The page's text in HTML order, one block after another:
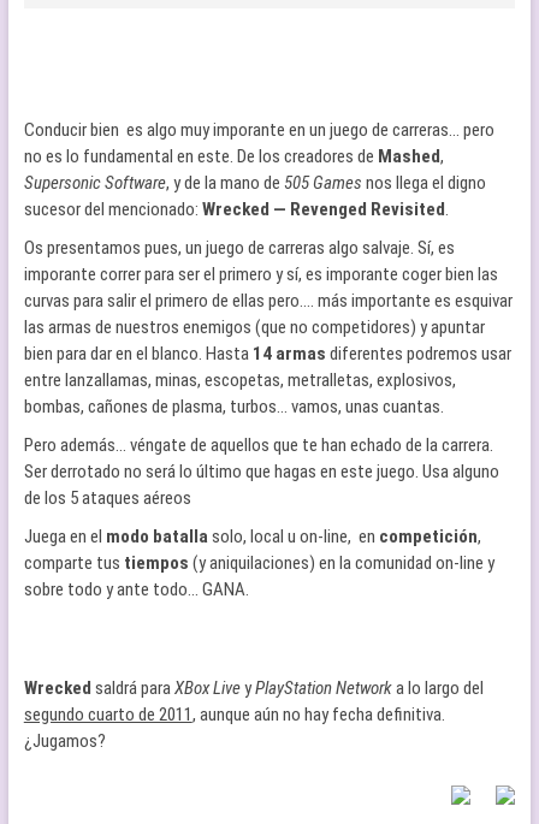
Conducir bien es algo muy imporante en un juego de carreras… pero
no es lo fundamental en este. De los creadores de Mashed,
Supersonic Software, y de la mano de 505 Games nos llega el digno
sucesor del mencionado: Wrecked — Revenged Revisited.
Os presentamos pues, un juego de carreras algo salvaje. Sí, es
imporante correr para ser el primero y sí, es imporante coger bien las
curvas para salir el primero de ellas pero…. más importante es esquivar
las armas de nuestros enemigos (que no competidores) y apuntar
bien para dar en el blanco. Hasta 14 armas diferentes podremos usar
entre lanzallamas, minas, escopetas, metralletas, explosivos,
bombas, cañones de plasma, turbos… vamos, unas cuantas.
Pero además… véngate de aquellos que te han echado de la carrera.
Ser derrotado no será lo último que hagas en este juego. Usa alguno
de los 5 ataques aéreos
Juega en el modo batallasolo, local u on-line, en competición,
comparte tus tiempos (y aniquilaciones) en la comunidad on-line y
sobre todo y ante todo… GANA.
Wrecked saldrá paraXBox LiveyPlayStation Networka lo largo del
segundo cuarto de 2011, aunque aún no hay fecha definitiva.
¿Jugamos?